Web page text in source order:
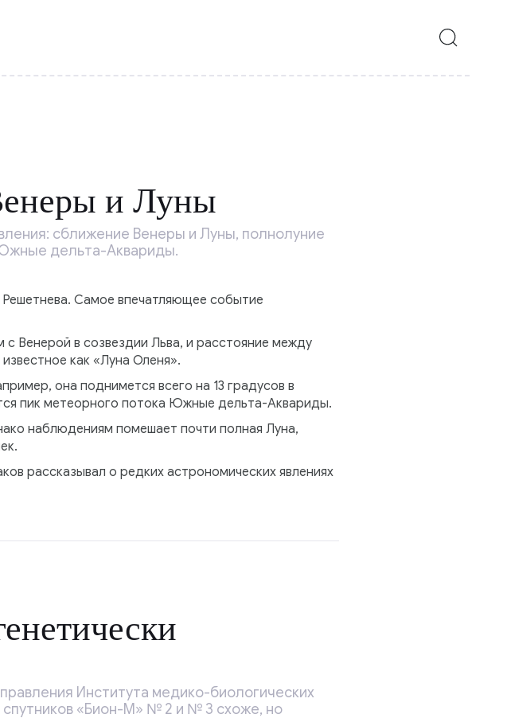
и Луны
сближение Венеры и Луны, полнолуние
дельта-Аквариды.
Самое впечатляющее событие
Венерой в созвездии Льва, и расстояние между
как «Луна Оленя».
она поднимется всего на 13 градусов в
пик метеорного потока Южные дельта-Аквариды.
наблюдениям помешает почти полная Луна,
рассказывал о редких астрономических явлениях
Института медико-биологических
«Бион-М» № 2 и № 3 схоже, но